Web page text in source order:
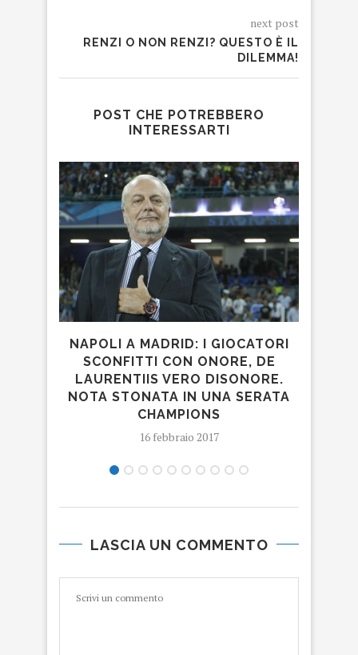
next post
RENZI O NON RENZI? QUESTO È IL
DILEMMA!
POST CHE POTREBBERO
INTERESSARTI
NAPOLI A MADRID: I GIOCATORI
SCONFITTI CON ONORE, DE
LAURENTIIS VERO DISONORE.
NOTA STONATA IN UNA SERATA
CHAMPIONS
16 febbraio 2017
LASCIA UN COMMENTO